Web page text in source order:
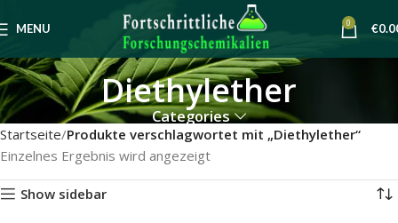
MENU 0 €
Diethylether
Categories
Startseite Produkte verschlagwortet mit „Diethylether“
Einzelnes Ergebnis wird angezeigt
Show sidebar